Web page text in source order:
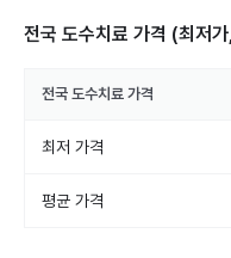
전국 도수치료 가격 (최저
전국 도수치료 가격
최저 가격
평균 가격